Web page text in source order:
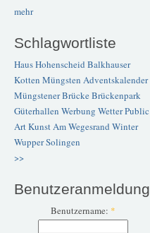
mehr
Schlagwortliste
Haus Hohenscheid Balkhauser
Kotten Müngsten Adventskalender
Müngstener BrückeBrückenpark
Güterhallen Werbung WetterPublic
ArtKunstAm Wegesrand Winter
WupperSolingen
>>
Benutzeranmeldung
Benutzername: *